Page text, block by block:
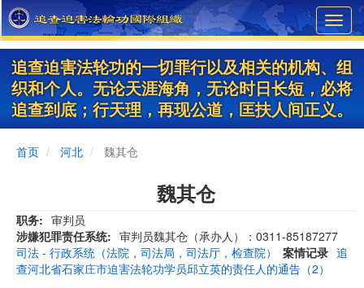
Skip
to
main
content
追查迫害法轮功的一切罪行以及相关的机构、组
织和个人。无论天涯海角，无论时日长短，必将
追查到底；行天理，再现公道，匡扶人间正义。
首页 河北 魏其仓
魏其仓
职务
审判员
涉嫌犯罪责任系统
司法 - 行政系统（法院，司法局，司法厅，检查院）
审判员魏其仓（承办人）：0311-85187277
案情记录 追
查河北省石家庄市迫害法轮功学员邱立英的责任人的通告（2）